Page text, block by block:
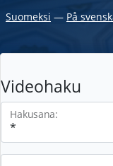
Suomeksi ― På
Videohaku
Hakusana: